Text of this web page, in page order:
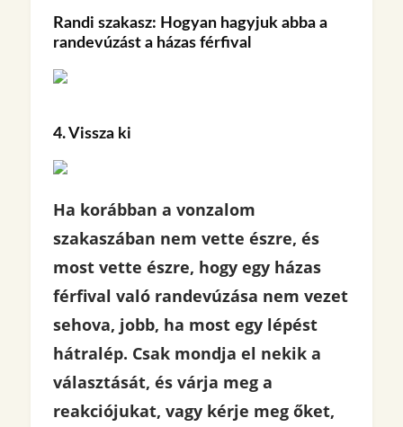
Randi szakasz: Hogyan hagyjuk abba a
randevúzást a házas férfival
4. Vissza ki
Ha korábban a vonzalom
szakaszában nem vette észre, és
most vette észre, hogy egy házas
férfival való randevúzása nem vezet
sehova, jobb, ha most egy lépést
hátralép. Csak mondja el nekik a
választását, és várja meg a
reakciójukat, vagy kérje meg őket,